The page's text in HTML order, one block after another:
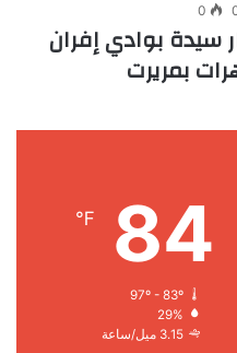
0
بوادي إفران
بمريرت
84
℉
97º - 83º
29%
3.15 ميل/ساعة